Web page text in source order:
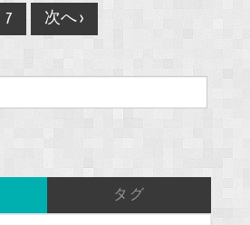
7 次へ ›
タグ